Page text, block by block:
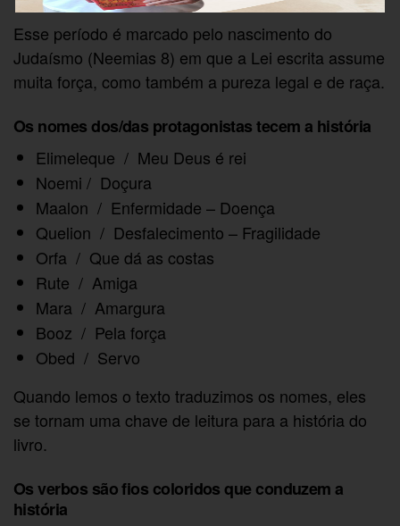
Esse período é marcado pelo nascimento do
Judaísmo (Neemias 8) em que a Lei escrita assume
muita força, como também a pureza legal e de raça.
Os nomes dos/das protagonistas tecem a história
Elimeleque / Meu Deus é rei
Noemi / Doçura
Maalon / Enfermidade – Doença
Quelion / Desfalecimento – Fragilidade
Orfa / Que dá as costas
Rute / Amiga
Mara / Amargura
Booz / Pela força
Obed / Servo
Quando lemos o texto traduzimos os nomes, eles
se tornam uma chave de leitura para a história do
livro.
Os verbos são fios coloridos que conduzem a
história